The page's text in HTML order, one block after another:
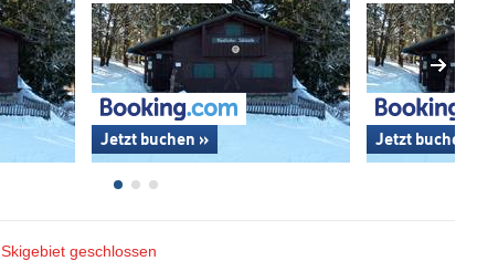
Jetzt buchen » Jetzt buchen »
Skigebiet geschlossen